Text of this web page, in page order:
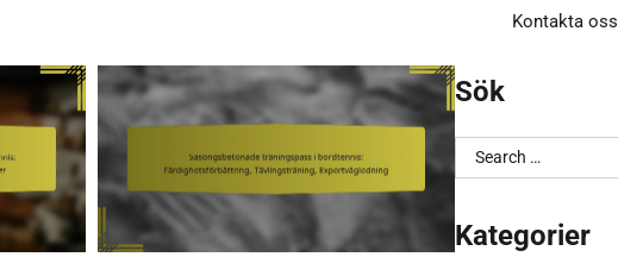
Kontakta oss
Sök
Search
for:
Kategorier